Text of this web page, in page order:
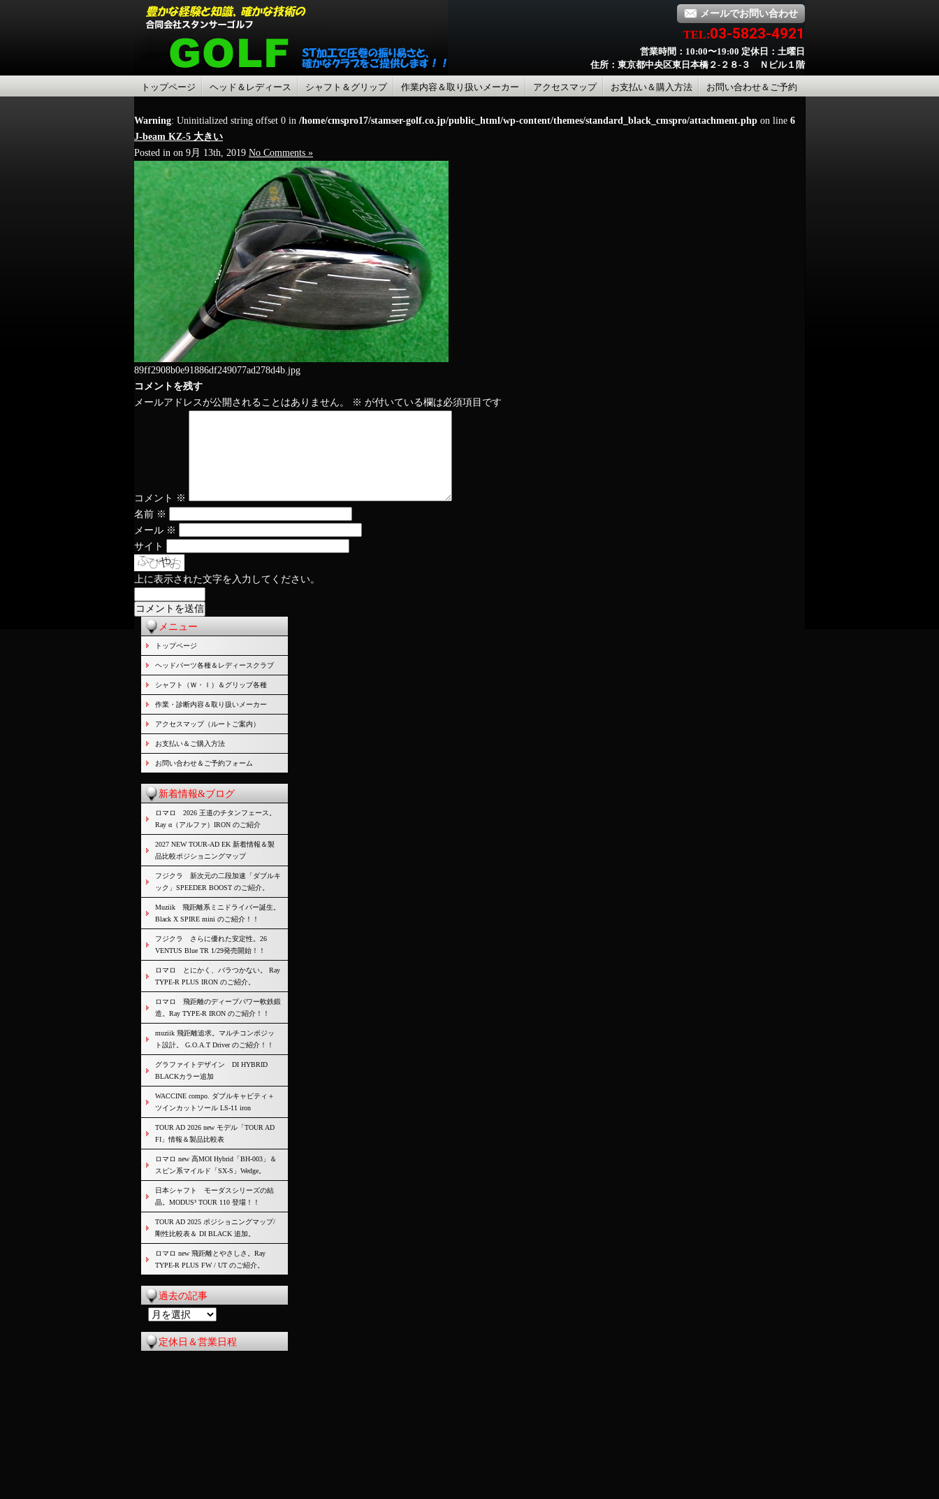
メールでお問い合わせ
TEL:03-5823-4921
営業時間：10:00〜19:00 定休日：土曜日
住所：東京都中央区東日本橋２-２８-３ Ｎビル１階
トップページ ヘッド＆レディース シャフト＆グリップ 作業内容＆取り扱いメーカー アクセスマップ お支払い＆購入方法 お問い合わせ＆ご予約
Warning: Uninitialized string offset 0 in /home/cmspro17/stamser-golf.co.jp/public_html/wp-content/themes/standard_black_cmspro/attachment.php on line 6
J-beam KZ-5 大きい
Posted in on 9月 13th, 2019 No Comments »
89ff2908b0e91886df249077ad278d4b.jpg
コメントを残す
メールアドレスが公開されることはありません。
※ が付いている欄は必須項目です
コメント ※
名前 ※
メール ※
サイト
上に表示された文字を入力してください。
メニュー
トップページ
ヘッドパーツ各種＆レディースクラブ
シャフト（Ｗ・Ｉ）＆グリップ各種
作業・診断内容＆取り扱いメーカー
アクセスマップ（ルートご案内）
お支払い＆ご購入方法
お問い合わせ＆ご予約フォーム
新着情報&ブログ
ロマロ 2026 王道のチタンフェース。
Ray α（アルファ）IRON のご紹介
2027 NEW TOUR-AD EK 新着情報＆製
品比較ポジショニングマップ
フジクラ 新次元の二段加速「ダブルキ
ック」SPEEDER BOOST のご紹介。
Muziik 飛距離系ミニドライバー誕生。
Black X SPIRE mini のご紹介！！
フジクラ さらに優れた安定性。26
VENTUS Blue TR 1/29発売開始！！
ロマロ とにかく、バラつかない。 Ray
TYPE-R PLUS IRON のご紹介。
ロマロ 飛距離のディープパワー軟鉄鍛
造。Ray TYPE-R IRON のご紹介！！
muziik 飛距離追求。マルチコンポジッ
ト設計。 G.O.A.T Driver のご紹介！！
グラファイトデザイン DI HYBRID
BLACKカラー追加
WACCINE compo. ダブルキャビティ＋
ツインカットソール LS-11 iron
TOUR AD 2026 new モデル「TOUR AD
FI」情報＆製品比較表
ロマロ new 高MOI Hybrid「BH-003」＆
スピン系マイルド「SX-S」Wedge。
日本シャフト モーダスシリーズの結
晶。MODUS³ TOUR 110 登場！！
TOUR AD 2025 ポジショニングマップ/
剛性比較表＆ DI BLACK 追加。
ロマロ new 飛距離とやさしさ。Ray
TYPE-R PLUS FW / UT のご紹介。
過去の記事
の
定休日＆営業日程